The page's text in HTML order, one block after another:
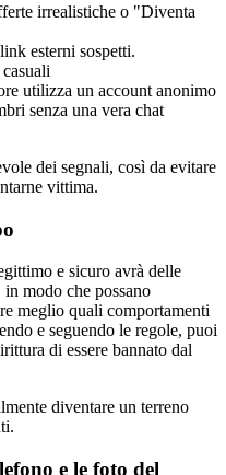
irrealistiche o "Diventa
esterni sospetti.
utilizza un account anonimo
senza una vera chat
dei segnali, così da evitare
vittima.
e sicuro avrà delle
modo che possano
meglio quali comportamenti
e seguendo le regole, puoi
di essere bannato dal
diventare un terreno
e le foto del